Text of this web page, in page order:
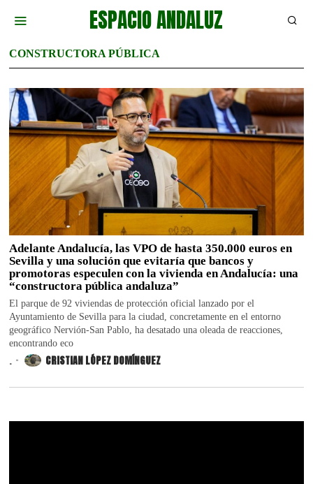
ESPACIO ANDALUZ
CONSTRUCTORA PÚBLICA
Adelante Andalucía, las VPO de hasta 350.000 euros en
Sevilla y una solución que evitaría que bancos y
promotoras especulen con la vivienda en Andalucía: una
“constructora pública andaluza”
El parque de 92 viviendas de protección oficial lanzado por el
Ayuntamiento de Sevilla para la ciudad, concretamente en el entorno
geográfico Nervión-San Pablo, ha desatado una oleada de reacciones,
encontrando eco
. CRISTIAN LÓPEZ DOMÍNGUEZ